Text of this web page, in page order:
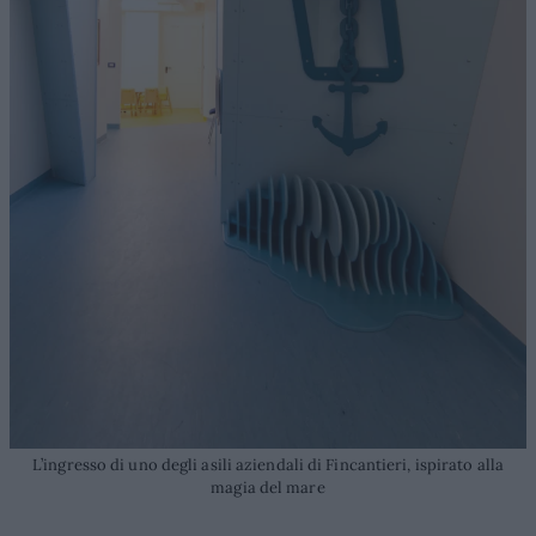
L’ingresso di uno degli asili aziendali di Fincantieri, ispirato alla
magia del mare